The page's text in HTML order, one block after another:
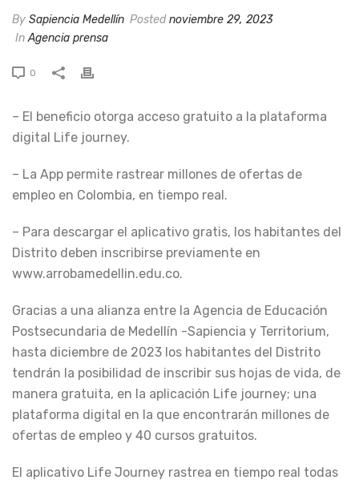
By Sapiencia Medellín Postednoviembre 29, 2023
InAgencia prensa
0
– El beneficio otorga acceso gratuito a la plataforma
digital Life journey.
– La App permite rastrear millones de ofertas de
empleo en Colombia, en tiempo real.
– Para descargar el aplicativo gratis, los habitantes del
Distrito deben inscribirse previamente en
www.arrobamedellin.edu.co.
Gracias a una alianza entre la Agencia de Educación
Postsecundaria de Medellín -Sapiencia y Territorium,
hasta diciembre de 2023 los habitantes del Distrito
tendrán la posibilidad de inscribir sus hojas de vida, de
manera gratuita, en la aplicación Life journey; una
plataforma digital en la que encontrarán millones de
ofertas de empleo y 40 cursos gratuitos.
El aplicativo Life Journey rastrea en tiempo real todas